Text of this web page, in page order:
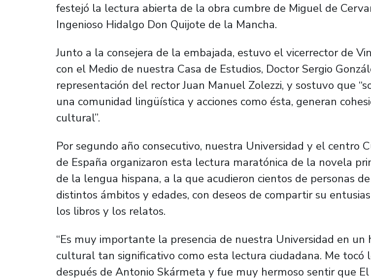
festejó la lectura abierta de la obra cumbre de Miguel de
Ingenioso Hidalgo Don Quijote de la Mancha.
Junto a la consejera de la embajada, estuvo el vicerrector de
con el Medio de nuestra Casa de Estudios, Doctor Sergio
representación del rector Juan Manuel Zolezzi, y sostuvo que
una comunidad lingüística y acciones como ésta, generan
cultural”.
Por segundo año consecutivo, nuestra Universidad y el centro
de España organizaron esta lectura maratónica de la novela
de la lengua hispana, a la que acudieron cientos de personas de
distintos ámbitos y edades, con deseos de compartir su
los libros y los relatos.
“Es muy importante la presencia de nuestra Universidad en un
cultural tan significativo como esta lectura ciudadana. Me tocó
después de Antonio Skármeta y fue muy hermoso sentir que